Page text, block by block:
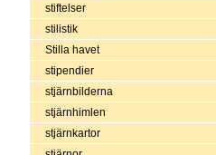
stiftelser
stilistik
Stilla havet
stipendier
stjärnbilderna
stjärnhimlen
stjärnkartor